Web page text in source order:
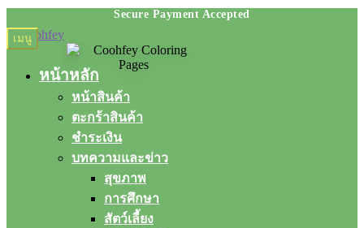
Skip
to
Skip
to
เมนู
หน้าหลัก
หน้าสินค้า
ตะกร้าสินค้า
ชำระเงิน
บทความและข่าว
สุขภาพ
การศึกษา
สัตว์เลี้ยง